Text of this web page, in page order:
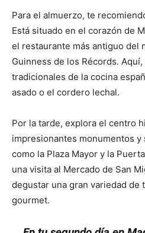
Para el almuerzo, te
Está situado en el corazón de
el restaurante más antiguo del
Guinness de los Récords.
tradicionales de la cocina
asado o el cordero lechal.
Por la tarde, explora el centro
impresionantes monumentos y
como la Plaza Mayor y la
una visita al Mercado de San
degustar una gran variedad de
gourmet.